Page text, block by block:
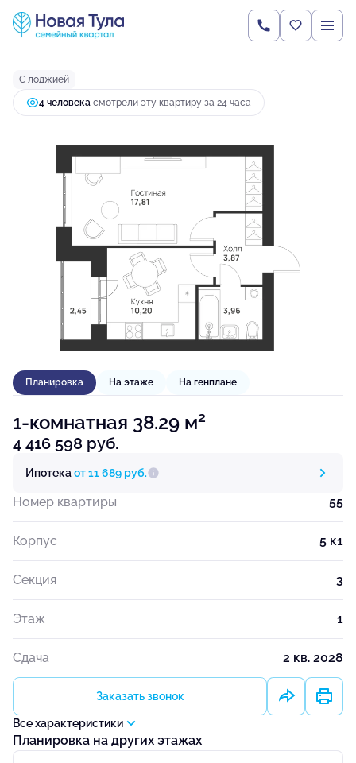
1-комнатная38.29 м 4 416 598 руб.
Ипотекаот 11 689 руб.
С лоджией
4 человекa смотрели эту квартиру за 24 часа
Планировка На этаже На генплане
1-комнатная 38.29 м2
4 416 598 руб.
Ипотекаот 11 689 руб.
Номер квартиры 55
Корпус 5 к1
Секция 3
Этаж 1
Сдача 2 кв. 2028
Заказать звонок
Все характеристики
Планировка на других этажах